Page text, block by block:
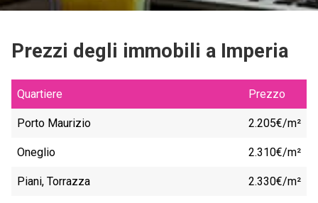
Prezzi degli immobili a Imperia
Quartiere Prezzo
Porto Maurizio 2.205€/m²
Oneglio 2.310€/m²
Piani, Torrazza 2.330€/m²